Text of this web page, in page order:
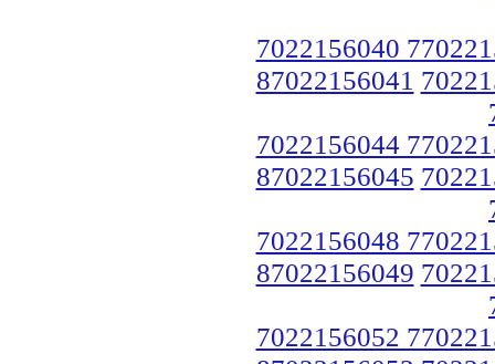
7022156040
87022156041
7022156044
87022156045
7022156048
87022156049
7022156052